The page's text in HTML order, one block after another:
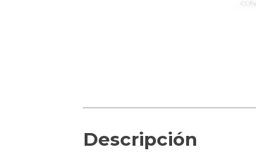
Descripción